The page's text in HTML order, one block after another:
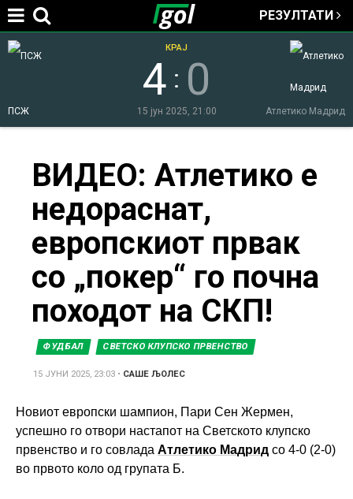
Jump to navigation
РЕЗУЛТАТИ
ПСЖ Атлетико Мадрид
4 : 0
КРАЈ
15 јун 2025, 21:00
here
ВИДЕО: Атлетико е
недораснат,
европскиот првак
со „покер“ го почна
походот на СКП!
ФУДБАЛ СВЕТСКО КЛУПСКО ПРВЕНСТВО
15 ЈУНИ 2025, 23:03 • САШЕ ЉОЛЕС
Новиот европски шампион, Пари Сен Жермен,
успешно го отвори настапот на Светското клупско
првенство и го совлада Атлетико Мадрид со 4-0 (2-0)
во првото коло од групата Б.